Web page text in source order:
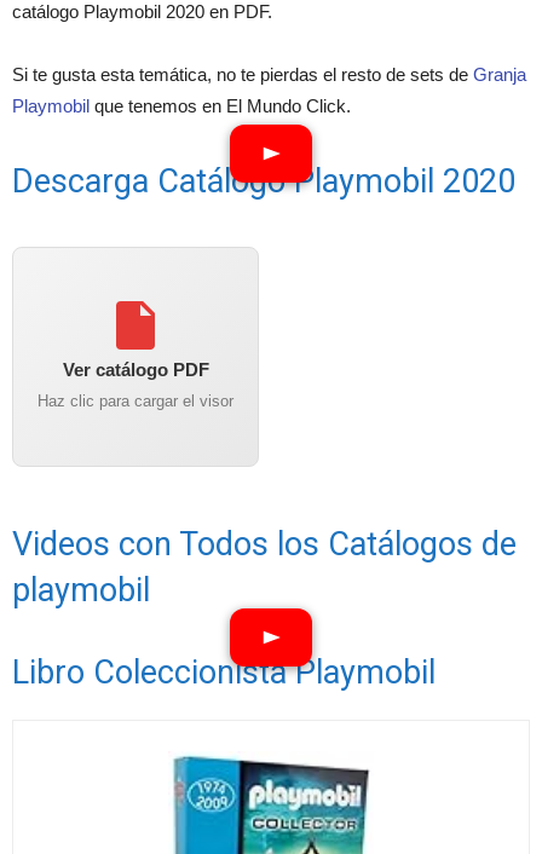
catálogo Playmobil 2020 en PDF.
Si te gusta esta temática, no te pierdas el resto de sets de Granja
Playmobil que tenemos en El Mundo Click.
Descarga Catálogo Playmobil 2020
Ver catálogo PDF
Haz clic para cargar el visor
Videos con Todos los Catálogos de
playmobil
Libro Coleccionista Playmobil